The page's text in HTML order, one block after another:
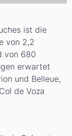
ist die
von 2,2
von 680
erwartet
und Belleue,
de Voza